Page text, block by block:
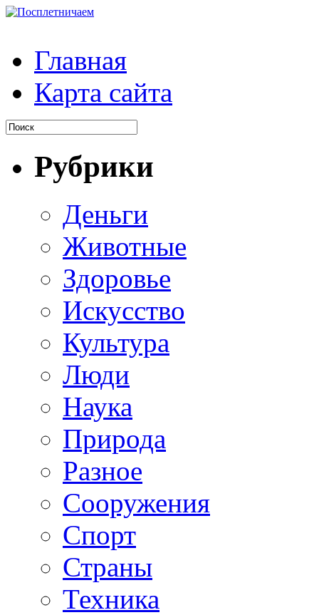
Главная
Карта сайта
Рубрики
Деньги
Животные
Здоровье
Искусство
Культура
Люди
Наука
Природа
Разное
Сооружения
Спорт
Страны
Техника